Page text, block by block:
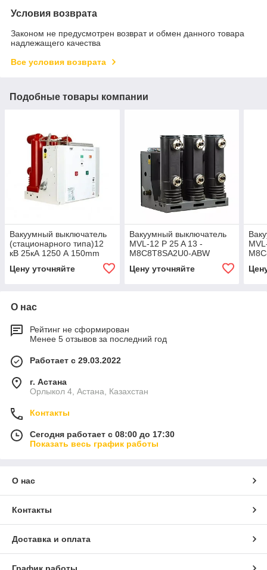
Условия возврата
Законом не предусмотрен возврат и обмен данного товара
надлежащего качества
Все условия возврата
Подобные товары компании
Вакуумный выключатель
(стационарного типа)12
кВ 25кА 1250 А 150mm
Цену уточняйте
Вакуумный выключатель
MVL-12 P 25 A 13 -
M8C8T8SA2U0-ABW
Цену уточняйте
О нас
Рейтинг не сформирован
Менее 5 отзывов за последний год
Работает с 29.03.2022
г. Астана
Орлыкол 4, Астана, Казахстан
Контакты
Сегодня работает с 08:00 до 17:30
Показать весь график работы
О нас
Контакты
Доставка и оплата